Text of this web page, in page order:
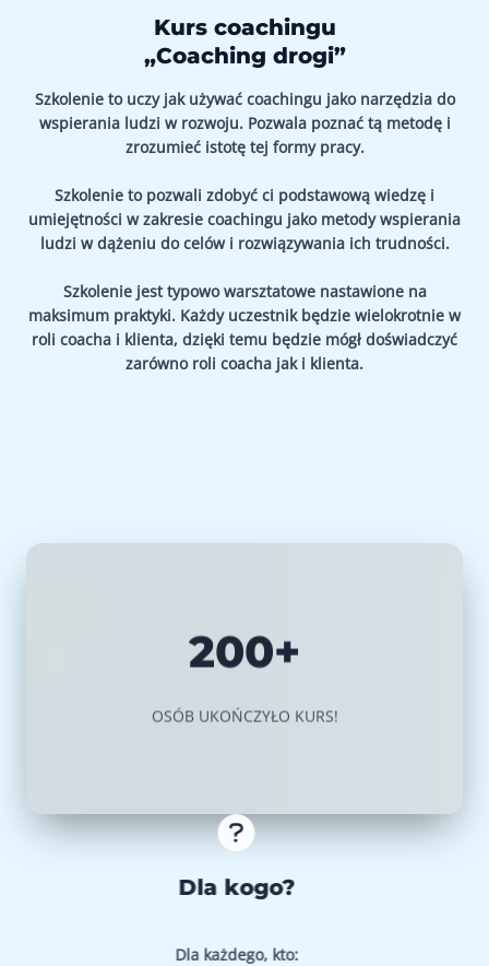
Kurs coachingu
„Coaching drogi”
Szkolenie to uczy jak używać coachingu jako narzędzia do
wspierania ludzi w rozwoju. Pozwala poznać tą metodę i
zrozumieć istotę tej formy pracy.
Szkolenie to pozwali zdobyć ci podstawową wiedzę i
umiejętności w zakresie coachingu jako metody wspierania
ludzi w dążeniu do celów i rozwiązywania ich trudności.
Szkolenie jest typowo warsztatowe nastawione na
maksimum praktyki. Każdy uczestnik będzie wielokrotnie w
roli coacha i klienta, dzięki temu będzie mógł doświadczyć
zarówno roli coacha jak i klienta.
200+
OSÓB UKOŃCZYŁO KURS!
Dla kogo?
Dla każdego, kto: